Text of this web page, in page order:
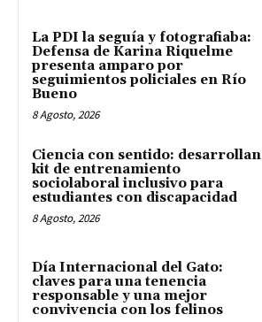
La PDI la seguía y fotografiaba:
Defensa de Karina Riquelme
presenta amparo por
seguimientos policiales en Río
Bueno
8 Agosto, 2026
Ciencia con sentido: desarrollan
kit de entrenamiento
sociolaboral inclusivo para
estudiantes con discapacidad
8 Agosto, 2026
Día Internacional del Gato:
claves para una tenencia
responsable y una mejor
convivencia con los felinos